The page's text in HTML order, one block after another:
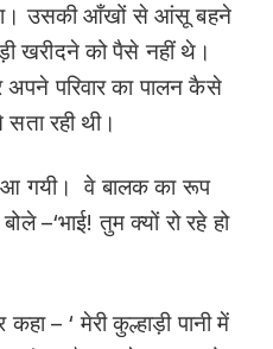
उसकी आँखों से आंसू बहने
खरीदने को पैसे नहीं थे।
अपने परिवार का पालन कैसे
रही थी।
आ गयी। वे बालक का रूप
–‘भाई! तुम क्यों रो रहे हो
– ‘ मेरी कुल्हाड़ी पानी में